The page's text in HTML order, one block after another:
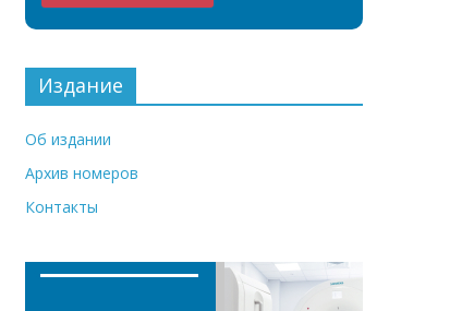
Издание
Об издании
Архив номеров
Контакты